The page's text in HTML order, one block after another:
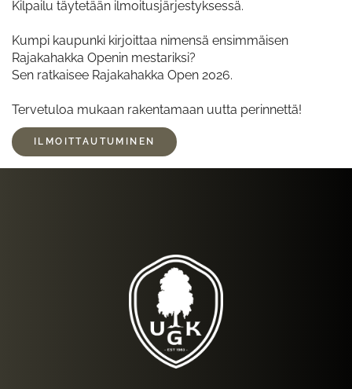
Kilpailu täytetään ilmoitusjärjestyksessä.
Kumpi kaupunki kirjoittaa nimensä ensimmäisen
Rajakahakka Openin mestariksi?
Sen ratkaisee Rajakahakka Open 2026.
Tervetuloa mukaan rakentamaan uutta perinnettä!
ILMOITTAUTUMINEN